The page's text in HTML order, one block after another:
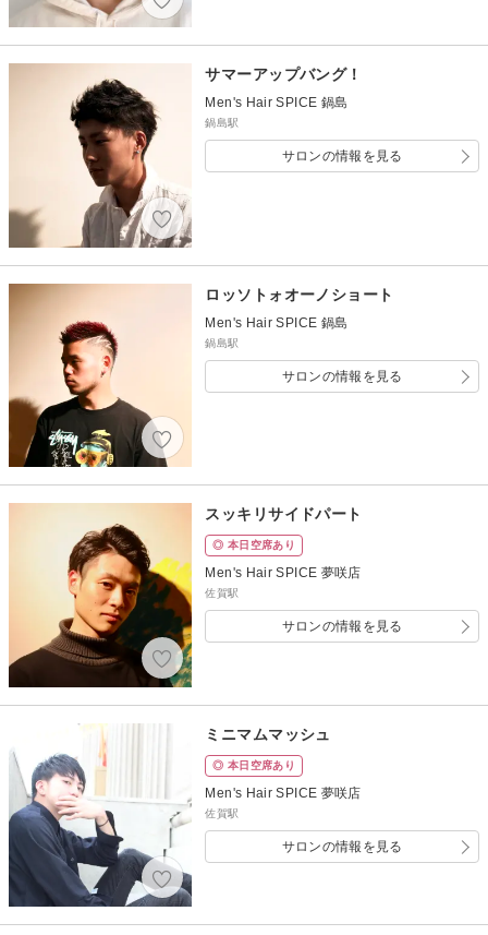
サマーアップバング！
Men's Hair SPICE 鍋島
鍋島駅
サロンの情報を見る
ロッソトォオーノショート
Men's Hair SPICE 鍋島
鍋島駅
サロンの情報を見る
スッキリサイドパート
◎ 本日空席あり
Men's Hair SPICE 夢咲店
佐賀駅
サロンの情報を見る
ミニマムマッシュ
◎ 本日空席あり
Men's Hair SPICE 夢咲店
佐賀駅
サロンの情報を見る